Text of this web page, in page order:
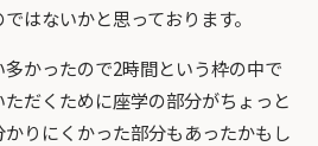
はないかと思っております。
かったので2時間という枠の中で
だくために座学の部分がちょっと
りにくかった部分もあったかもし